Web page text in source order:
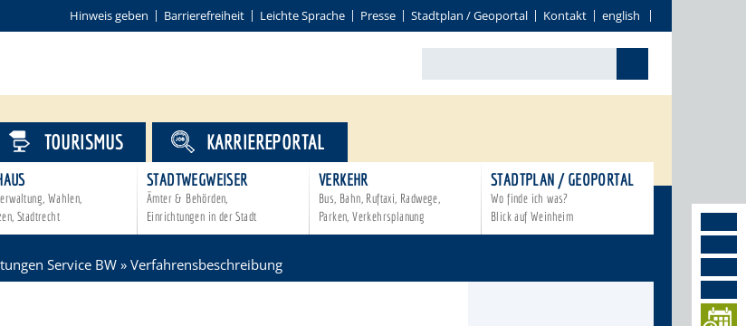
Hinweis geben Barrierefreiheit Leichte Sprache Presse Stadtplan / Geoportal Kontakt english
Wahlen,
Stadtrecht
STADTWEGWEISER
Ämter & Behörden,
Einrichtungen in der Stadt
VERKEHR
Bus, Bahn, Ruftaxi, Radwege,
Parken, Verkehrsplanung
STADTPLAN / GEOPORTAL
Wo finde ich was?
Blick auf Weinheim
TOURISMUS KARRIEREPORTAL
Service BW » Verfahrensbeschreibung